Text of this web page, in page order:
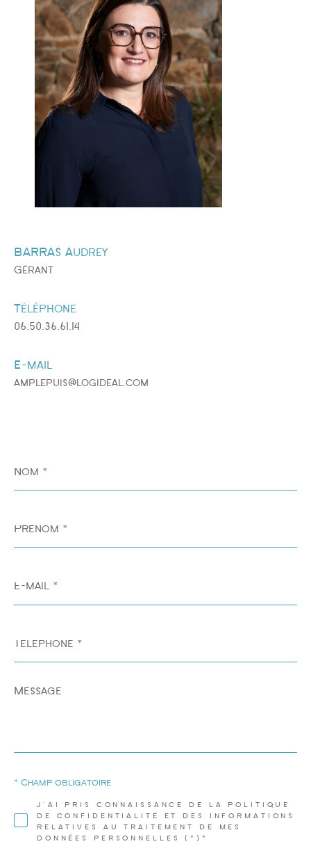
BARRAS Audrey
Gérant
Téléphone
06.50.36.61.14
E-mail
amplepuis@logideal.com
*
*
mail
Message
J'AI PRIS CONNAISSANCE DE LA POLITIQUE
DE CONFIDENTIALITÉ ET DES INFORMATIONS
RELATIVES AU TRAITEMENT DE MES
DONNÉES PERSONNELLES (*)*
* Champ obligatoire